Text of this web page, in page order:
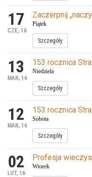
17
CZE, 16
Zaczerpnij
Piątek
Szczegóły
13
MAR, 16
153 rocznica
Niedziela
Szczegóły
12
MAR, 16
153 rocznica
Sobota
Szczegóły
02
LUT, 16
Profesja
Wtorek